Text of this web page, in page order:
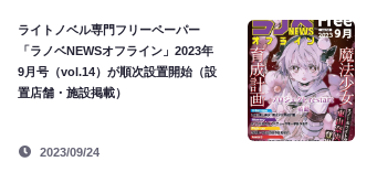
ライトノベル専門フリーペーパー
「ラノベNEWSオフライン」2023年
9月号（vol.14）が順次設置開始（設
置店舗・施設掲載）
2023/09/24